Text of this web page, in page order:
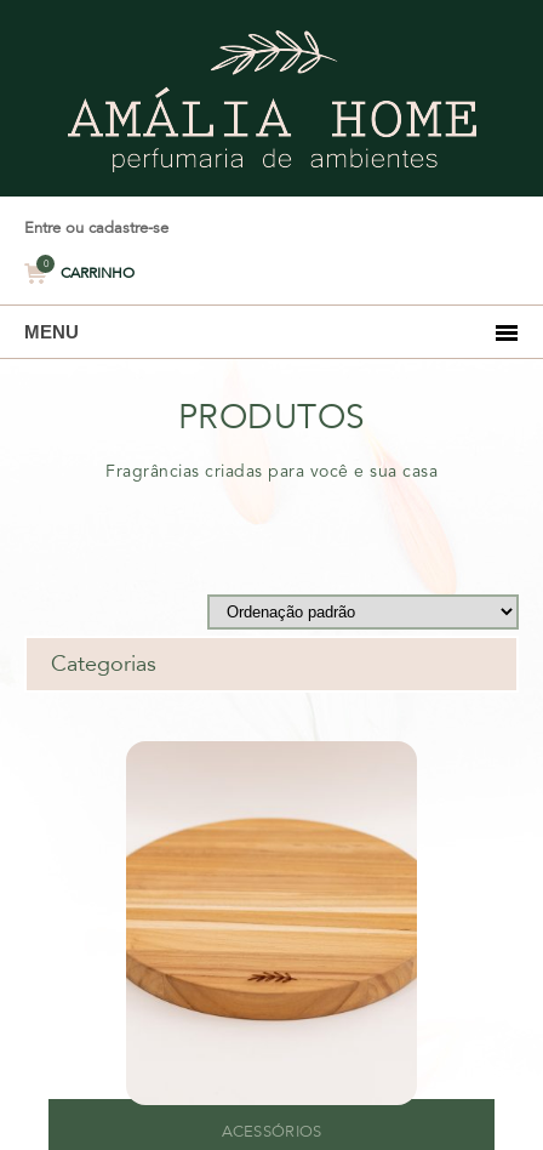
Entre ou cadastre-se
CARRINHO
0
MENU
PRODUTOS
Fragrâncias criadas para você e sua casa
Categorias
ACESSÓRIOS